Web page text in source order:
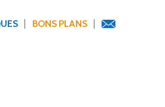
BONS PLANS